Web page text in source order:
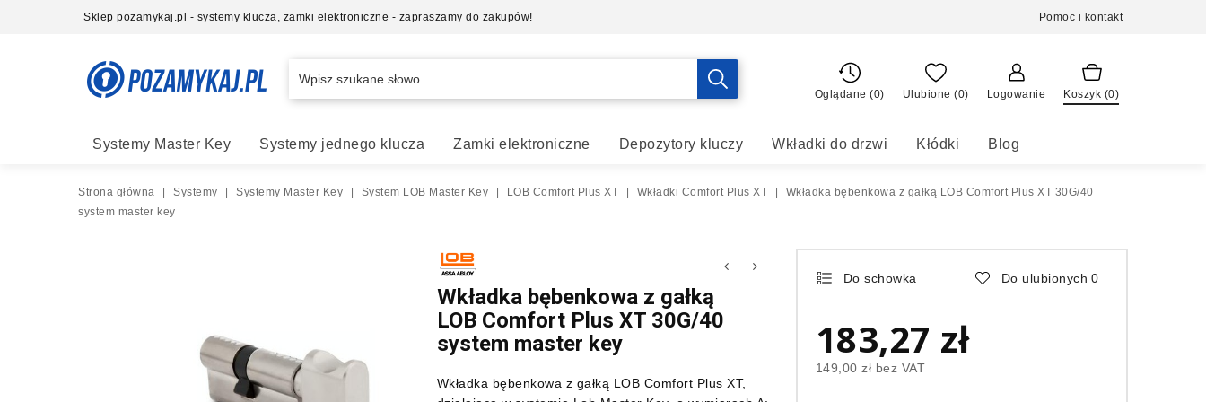
Sklep pozamykaj.pl - systemy klucza, zamki elektroniczne - zapraszamy do zakupów! Pomoc i kontakt
Oglądane (0) Ulubione (0) Logowanie Koszyk (0)
Systemy Master Key Systemy jednego klucza Zamki elektroniczne Depozytory kluczy Wkładki do drzwi Kłódki Blog
Strona główna Systemy Systemy Master Key System LOB Master Key LOB Comfort Plus XT Wkładki Comfort Plus XT
Wkładka bębenkowa z gałką LOB Comfort Plus XT 30G/40
system master key
Wkładka bębenkowa z gałką
LOB Comfort Plus XT 30G/40
system master key
Wkładka bębenkowa z gałką LOB Comfort Plus XT,
Do schowka Do ulubionych 0
183,27 zł
149,00 zł bez VAT